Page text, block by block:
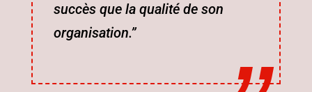
succès que la qualité de son
organisation.”